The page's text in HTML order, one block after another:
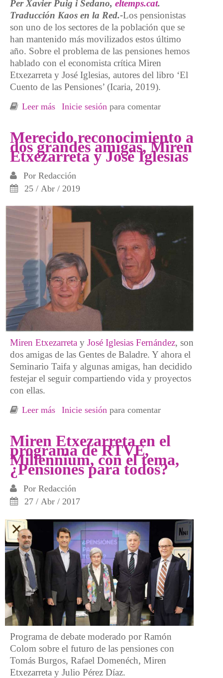
Per Xavier Puig i Sedano, eltemps.cat.
Traducción Kaos en la Red.-Los pensionistas
son uno de los sectores de la población que se
han mantenido más movilizados estos último
año. Sobre el problema de las pensiones hemos
hablado con el economista crítica Miren
Etxezarreta y José Iglesias, autores del libro ‘El
Cuento de las Pensiones’ (Icaria, 2019).
Leer más sobre Miren Etxezarreta y José Iglesias; «Los
privatización de las pensiones»
Inicie sesión para comentar
Merecido reconocimiento a
dos grandes amigas, Miren
Etxezarreta y José Iglesias
Por Redacción
25 / Abr / 2019
Miren Etxezarreta y José Iglesias Fernández, son
dos amigas de las Gentes de Baladre. Y ahora el
Seminario Taifa y algunas amigas, han decidido
festejar el seguir compartiendo vida y proyectos
con ellas.
Leer más sobre Merecido reconocimiento a dos grandes
Inicie sesión para comentar
Miren Etxezarreta en el
programa de RTVE,
Millennium, con el tema,
¿Pensiones para todos?
Por Redacción
27 / Abr / 2017
Programa de debate moderado por Ramón
Colom sobre el futuro de las pensiones con
Tomás Burgos, Rafael Domenéch, Miren
Etxezarreta y Julio Pérez Díaz.